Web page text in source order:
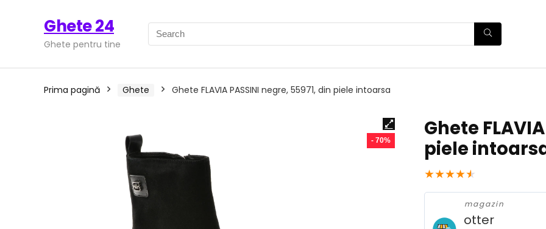
Ghete 24
Ghete pentru tine
Prima pagină Ghete Ghete FLAVIA PASSINI negre, 55971, din piele intoarsa
- 70%
Ghete
piele
★★★★★
magazin
otter